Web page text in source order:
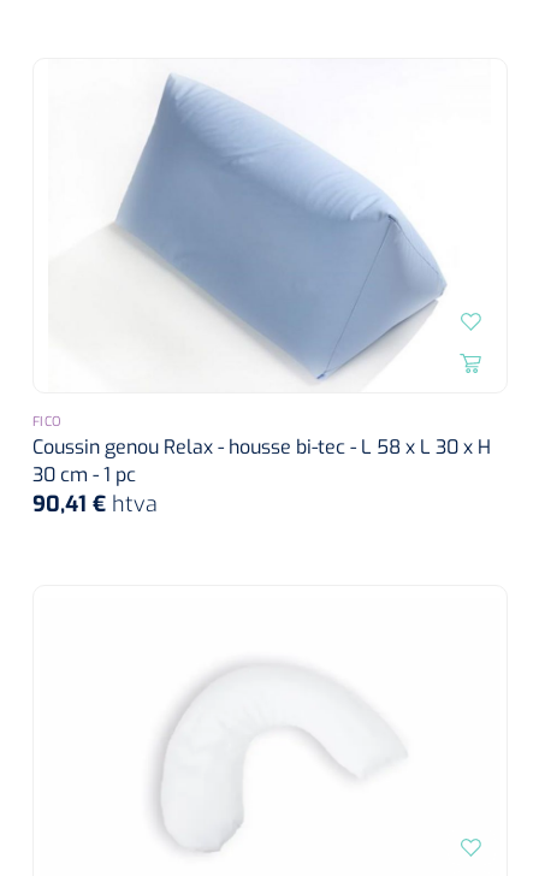
FICO
Coussin genou Relax - housse bi-tec - L 58 x L 30 x H
30 cm - 1 pc
90,41 € htva